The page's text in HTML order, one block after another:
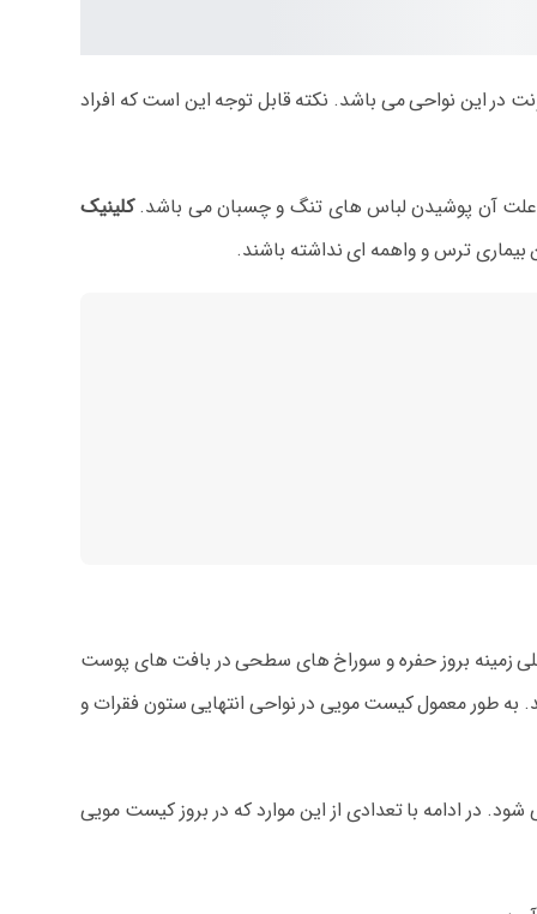
این نواحی می باشد. نکته قابل توجه این است که افراد
کلینیک
بیماری ترس و واهمه ای نداشته باشند.
زمینه بروز حفره و سوراخ های سطحی در بافت های پوست
به طور معمول کیست مویی در نواحی انتهایی ستون فقرات و
ادامه با تعدادی از این موارد که در بروز کیست مویی